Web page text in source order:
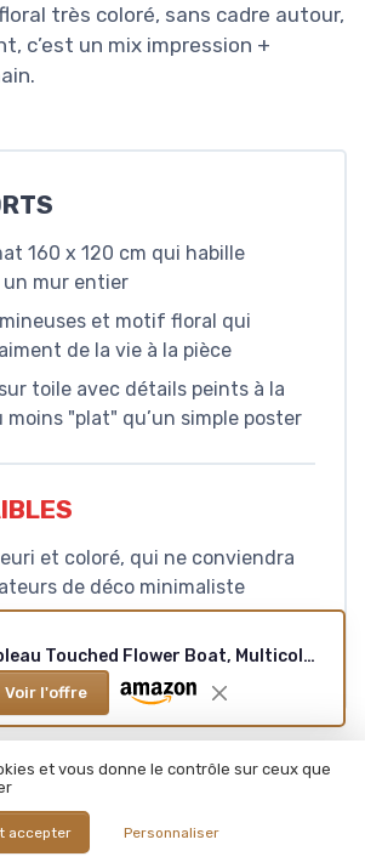
très coloré, sans cadre autour,
c’est un mix impression +
160 x 120 cm qui habille
mur entier
et motif floral qui
de la vie à la pièce
toile avec détails peints à la
moins "plat" qu’un simple poster
et coloré, qui ne conviendra
de déco minimaliste
autour et fixation à gérer soi-
propres vis/chevilles
Design Tableau Touched Flower Boat, Multicolore, Bleu/Rose, Détails Peints à la Main, Peinture Acrylique, Murale, Impression sur Toile, Deco Intérieur, Décoration Chambre, Salon, 120x160cm 160L x 120l cm
Voir l'offre
et vous donne le contrôle sur ceux que
accepter Personnaliser